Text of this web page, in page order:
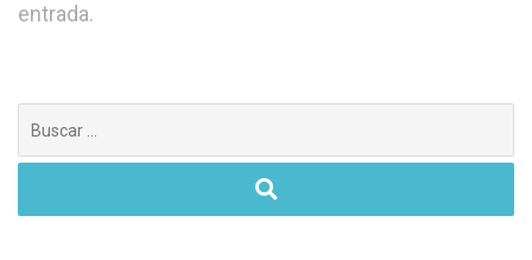
entrada.